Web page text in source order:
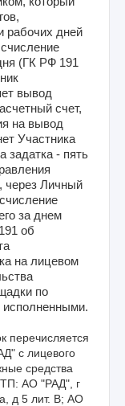
рабочих дней
(ГК РФ 191
вывод
счет,
на вывод
Участника
задатка - пять
через Личный
за днем
об
на лицевом
по
исполненными.
перечисляется
с лицевого
средства
АО "РАД", г
д 5 лит. В; АО